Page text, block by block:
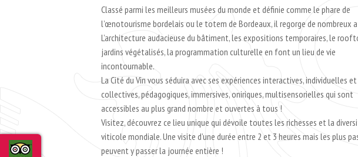
Classé parmi les meilleurs musées du monde et définie comme le phare de
l’œnotourisme bordelais ou le totem de Bordeaux, il regorge de nombreux
L’architecture audacieuse du bâtiment, les expositions temporaires, le
jardins végétalisés, la programmation culturelle en font un lieu de vie
incontournable.
La Cité du Vin vous séduira avec ses expériences interactives, individuelles et
collectives, pédagogiques, immersives, oniriques, multisensorielles qui sont
accessibles au plus grand nombre et ouvertes à tous !
Visitez, découvrez ce lieu unique qui dévoile toutes les richesses et la
viticole mondiale. Une visite d’une durée entre 2 et 3 heures mais les plus
peuvent y passer la journée entière !
Visitez la Cité du Vin !
EN SAVOIR +
Pour